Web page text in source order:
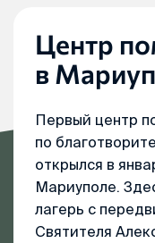
Центр
в
Первый центр
по
открылся в
Мариуполе.
лагерь с
Святителя